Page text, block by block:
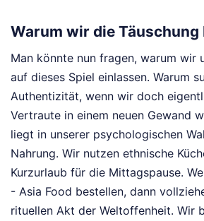
Warum wir die Täuschung
Man könnte nun fragen, warum wir
auf dieses Spiel einlassen. Warum
Authentizität, wenn wir doch
Vertraute in einem neuen Gewand
liegt in unserer psychologischen
Nahrung. Wir nutzen ethnische
Kurzurlaub für die Mittagspause.
- Asia Food bestellen, dann
rituellen Akt der Weltoffenheit. Wir